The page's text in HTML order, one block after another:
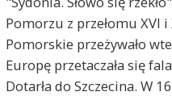
Pomorzu z przełomu XVI
Pomorskie przeżywało
Europę przetaczała się
Dotarła do Szczecina. W